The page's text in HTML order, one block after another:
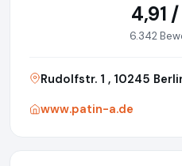
4,91
6.342
Rudolfstr. 1 , 10245
www.patin-a.de